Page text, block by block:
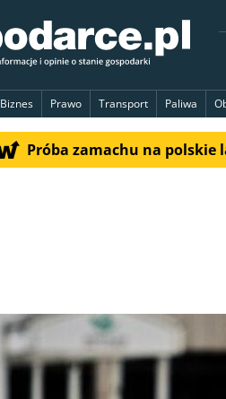
Biznes Prawo Transport Paliwa
Próba zamachu na polskie